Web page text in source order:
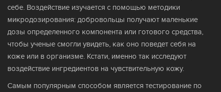
себе. Воздействие изучается с помощью методики
микродозирования: добровольцы получают маленькие
дозы определенного компонента или готового средства,
чтобы ученые смогли увидеть, как оно поведет себя на
коже или в организме. Кстати, именно так исследуют
воздействие ингредиентов на чувствительную кожу.
Самым популярным способом является тестирование по